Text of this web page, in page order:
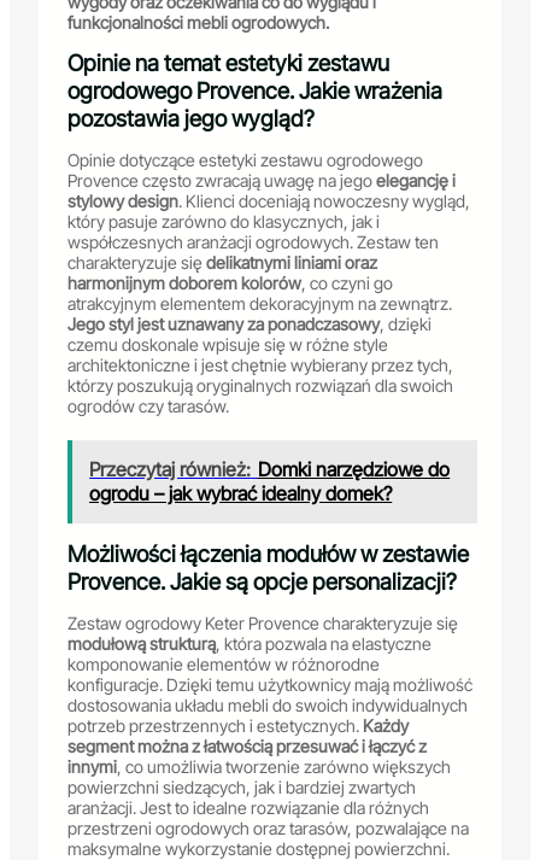
funkcjonalności mebli ogrodowych.
Opinie na temat estetyki zestawu
ogrodowego Provence. Jakie wrażenia
pozostawia jego wygląd?
Opinie dotyczące estetyki zestawu ogrodowego
Provence często zwracają uwagę na jegoelegancję i
stylowy design. Klienci doceniają nowoczesny wygląd,
który pasuje zarówno do klasycznych, jak i
współczesnych aranżacji ogrodowych. Zestaw ten
charakteryzuje się delikatnymi liniami oraz
harmonijnym doborem kolorów, co czyni go
atrakcyjnym elementem dekoracyjnym na zewnątrz.
Jego styl jest uznawany za ponadczasowy, dzięki
czemu doskonale wpisuje się w różne style
architektoniczne i jest chętnie wybierany przez tych,
którzy poszukują oryginalnych rozwiązań dla swoich
ogrodów czy tarasów.
Przeczytaj również: Domki narzędziowe do
ogrodu – jak wybrać idealny domek?
Możliwości łączenia modułów w zestawie
Provence. Jakie są opcje personalizacji?
Zestaw ogrodowy Keter Provence charakteryzuje się
modułową strukturą, która pozwala na elastyczne
komponowanie elementów w różnorodne
konfiguracje. Dzięki temu użytkownicy mają możliwość
dostosowania układu mebli do swoich indywidualnych
potrzeb przestrzennych i estetycznych. Każdy
segment można z łatwością przesuwać i łączyć z
innymi, co umożliwia tworzenie zarówno większych
powierzchni siedzących, jak i bardziej zwartych
aranżacji. Jest to idealne rozwiązanie dla różnych
przestrzeni ogrodowych oraz tarasów, pozwalające na
maksymalne wykorzystanie dostępnej powierzchni.